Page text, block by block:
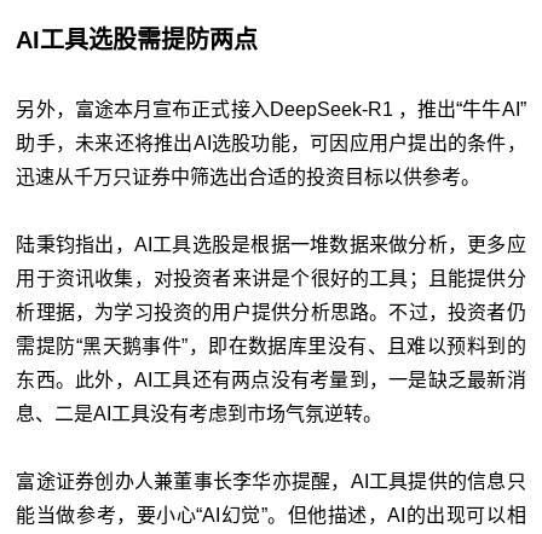
AI工具选股需提防两点
另外，富途本月宣布正式接入DeepSeek-R1 ，推出“牛牛AI”
助手，未来还将推出AI选股功能，可因应用户提出的条件，
迅速从千万只证券中筛选出合适的投资目标以供参考。
陆秉钧指出，AI工具选股是根据一堆数据来做分析，更多应
用于资讯收集，对投资者来讲是个很好的工具；且能提供分
析理据，为学习投资的用户提供分析思路。不过，投资者仍
需提防“黑天鹅事件”，即在数据库里没有、且难以预料到的
东西。此外，AI工具还有两点没有考量到，一是缺乏最新消
息、二是AI工具没有考虑到市场气氛逆转。
富途证券创办人兼董事长李华亦提醒，AI工具提供的信息只
能当做参考，要小心“AI幻觉”。但他描述，AI的出现可以相